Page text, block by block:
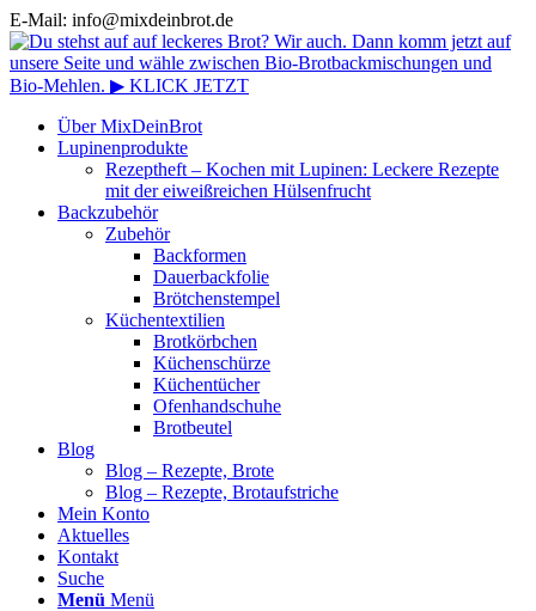
E-Mail: info@mixdeinbrot.de
Über MixDeinBrot
Lupinenprodukte
Rezeptheft – Kochen mit Lupinen: Leckere Rezepte
mit der eiweißreichen Hülsenfrucht
Backzubehör
Zubehör
Backformen
Dauerbackfolie
Brötchenstempel
Küchentextilien
Brotkörbchen
Küchenschürze
Küchentücher
Ofenhandschuhe
Brotbeutel
Blog
Blog – Rezepte, Brote
Blog – Rezepte, Brotaufstriche
Mein Konto
Aktuelles
Kontakt
Suche
Menü Menü